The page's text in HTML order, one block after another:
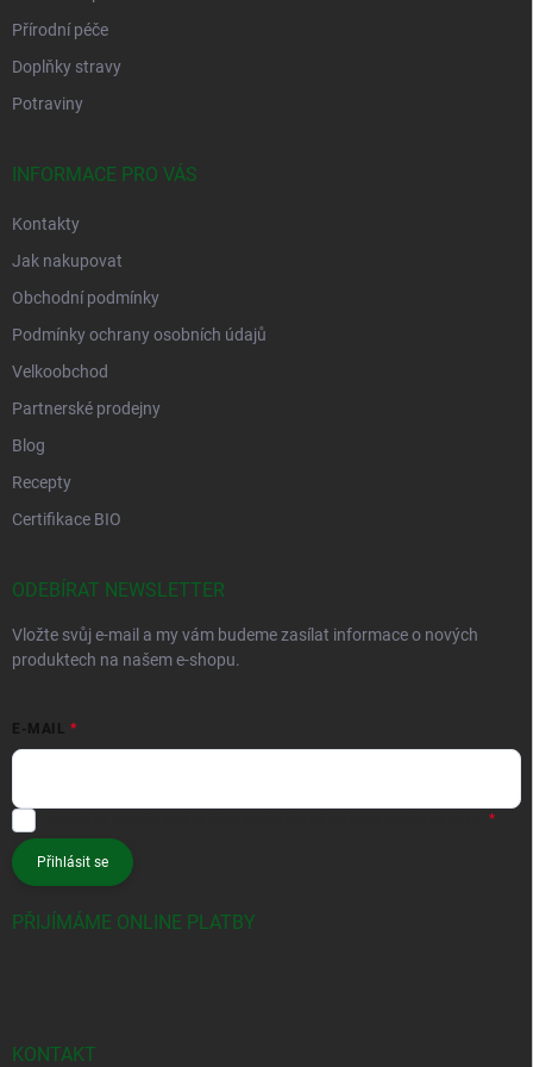
Přírodní péče
Doplňky stravy
Potraviny
INFORMACE PRO VÁS
Kontakty
Jak nakupovat
Obchodní podmínky
Podmínky ochrany osobních údajů
Velkoobchod
Partnerské prodejny
Blog
Recepty
Certifikace BIO
ODEBÍRAT NEWSLETTER
Vložte svůj e-mail a my vám budeme zasílat informace o nových
produktech na našem e-shopu.
E-MAIL
Přihlásit se
PŘIJÍMÁME ONLINE PLATBY
KONTAKT